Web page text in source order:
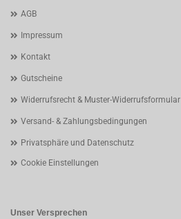
AGB
Impressum
Kontakt
Gutscheine
Widerrufsrecht & Muster-Widerrufsformular
Versand- & Zahlungsbedingungen
Privatsphäre und Datenschutz
Cookie Einstellungen
Unser Versprechen